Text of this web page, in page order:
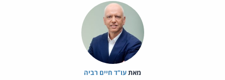
מאת‏עו"ד חיים רביה